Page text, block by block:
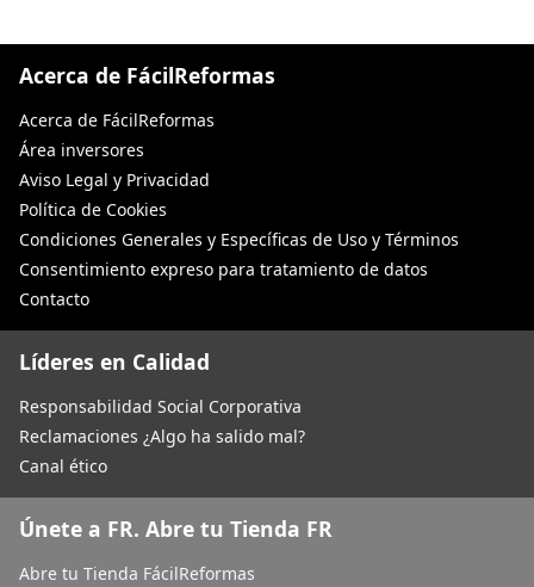
Acerca de FácilReformas
Acerca de FácilReformas
Área inversores
Aviso Legal y Privacidad
Política de Cookies
Condiciones Generales y Específicas de Uso y Términos
Consentimiento expreso para tratamiento de datos
Contacto
Líderes en Calidad
Responsabilidad Social Corporativa
Reclamaciones ¿Algo ha salido mal?
Canal ético
Únete a FR. Abre tu Tienda FR
Abre tu Tienda FácilReformas